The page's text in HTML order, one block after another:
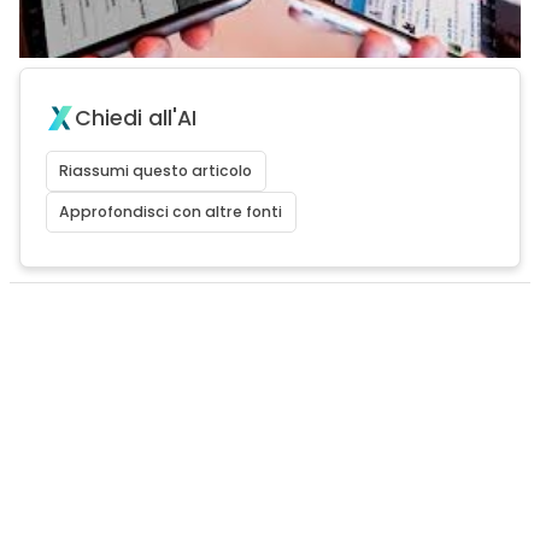
Chiedi all'AI
Riassumi questo articolo
Approfondisci con altre fonti